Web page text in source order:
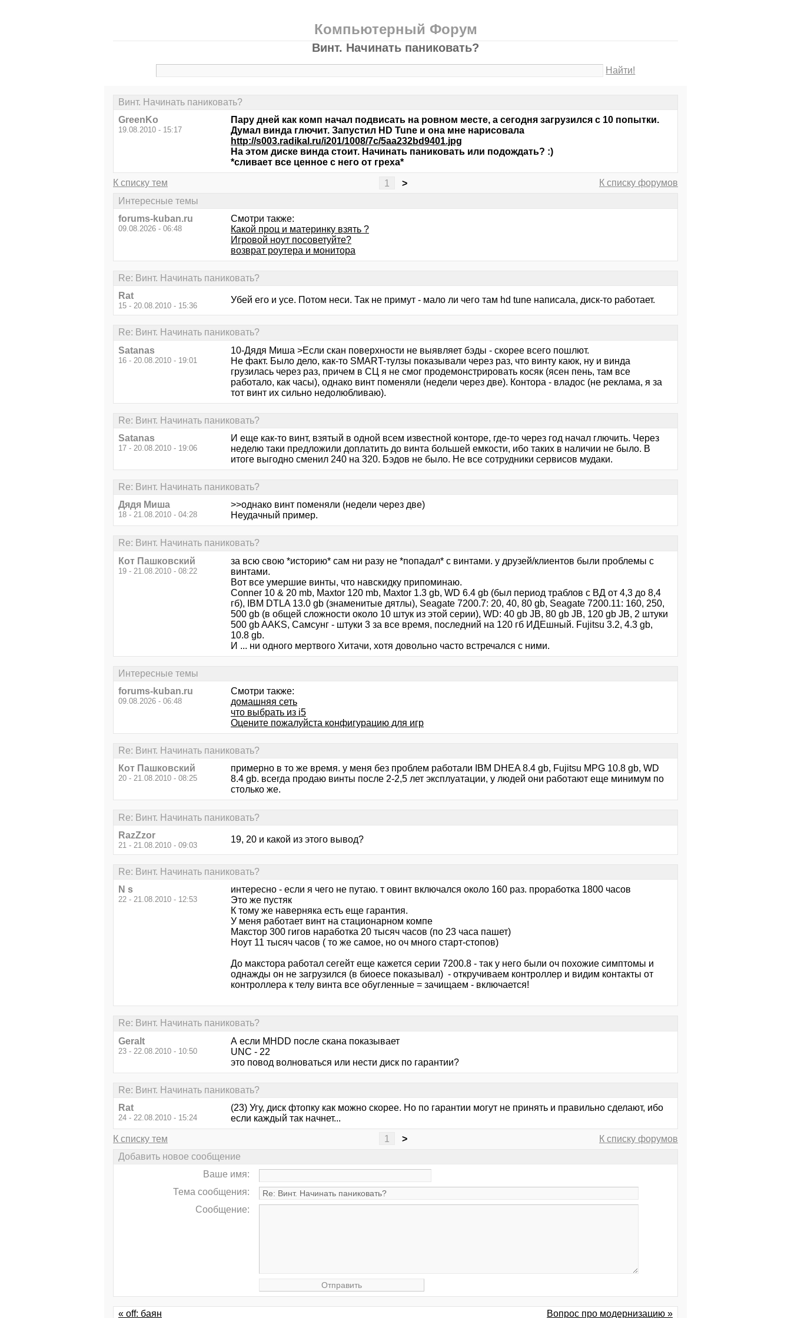
Компьютерный Форум
Винт. Начинать паниковать?
Найти!
Винт. Начинать паниковать?
GreenKo
19.08.2010 - 15:17
Пару дней как комп начал подвисать на ровном месте, а сегодня загрузился с 10 попытки.
Думал винда глючит. Запустил HD Tune и она мне нарисовала
http://s003.radikal.ru/i201/1008/7c/5aa232bd9401.jpg
На этом диске винда стоит. Начинать паниковать или подождать? :)
*сливает все ценное с него от греха*
К списку тем 1 >
К списку форумов
Интересные темы
forums-kuban.ru
09.08.2026 - 06:48
Смотри также:
Какой проц и материнку взять ?
Игровой ноут посоветуйте?
возврат роутера и монитора
Re: Винт. Начинать паниковать?
Rat
15 - 20.08.2010 - 15:36
Убей его и усе. Потом неси. Так не примут - мало ли чего там hd tune написала, диск-то работает.
Re: Винт. Начинать паниковать?
Satanas
16 - 20.08.2010 - 19:01
10-Дядя Миша >Если скан поверхности не выявляет бэды - скорее всего пошлют.
Не факт. Было дело, как-то SMART-тулзы показывали через раз, что винту каюк, ну и винда
грузилась через раз, причем в СЦ я не смог продемонстрировать косяк (ясен пень, там все
работало, как часы), однако винт поменяли (недели через две). Контора - владос (не реклама, я за
тот винт их сильно недолюбливаю).
Re: Винт. Начинать паниковать?
Satanas
17 - 20.08.2010 - 19:06
И еще как-то винт, взятый в одной всем известной конторе, где-то через год начал глючить. Через
неделю таки предложили доплатить до винта большей емкости, ибо таких в наличии не было. В
итоге выгодно сменил 240 на 320. Бэдов не было. Не все сотрудники сервисов мудаки.
Re: Винт. Начинать паниковать?
Дядя Миша
18 - 21.08.2010 - 04:28
>>однако винт поменяли (недели через две)
Неудачный пример.
Re: Винт. Начинать паниковать?
Кот Пашковский
19 - 21.08.2010 - 08:22
за всю свою *историю* сам ни разу не *попадал* с винтами. у друзей/клиентов были проблемы с
винтами.
Вот все умершие винты, что навскидку припоминаю.
Conner 10 & 20 mb, Maxtor 120 mb, Maxtor 1.3 gb, WD 6.4 gb (был период траблов с ВД от 4,3 до 8,4
гб), IBM DTLA 13.0 gb (знаменитые дятлы), Seagate 7200.7: 20, 40, 80 gb, Seagate 7200.11: 160, 250,
500 gb (в общей сложности около 10 штук из этой серии), WD: 40 gb JB, 80 gb JB, 120 gb JB, 2 штуки
500 gb AAKS, Самсунг - штуки 3 за все время, последний на 120 гб ИДЕшный. Fujitsu 3.2, 4.3 gb,
10.8 gb.
И ... ни одного мертвого Хитачи, хотя довольно часто встречался с ними.
Интересные темы
forums-kuban.ru
09.08.2026 - 06:48
Смотри также:
домашняя сеть
что выбрать из i5
Оцените пожалуйста конфигурацию для игр
Re: Винт. Начинать паниковать?
Кот Пашковский
20 - 21.08.2010 - 08:25
примерно в то же время. у меня без проблем работали IBM DHEA 8.4 gb, Fujitsu MPG 10.8 gb, WD
8.4 gb. всегда продаю винты после 2-2,5 лет эксплуатации, у людей они работают еще минимум по
столько же.
Re: Винт. Начинать паниковать?
RazZzor
21 - 21.08.2010 - 09:03
19, 20 и какой из этого вывод?
Re: Винт. Начинать паниковать?
N s
22 - 21.08.2010 - 12:53
интересно - если я чего не путаю. т овинт включался около 160 раз. проработка 1800 часов
Это же пустяк
К тому же наверняка есть еще гарантия.
У меня работает винт на стационарном компе
Макстор 300 гигов наработка 20 тысяч часов (по 23 часа пашет)
Ноут 11 тысяч часов ( то же самое, но оч много старт-стопов)
До макстора работал сегейт еще кажется серии 7200.8 - так у него были оч похожие симптомы и
однажды он не загрузился (в биоесе показывал) - откручиваем контроллер и видим контакты от
контроллера к телу винта все обугленные = зачищаем - включается!
Re: Винт. Начинать паниковать?
Geralt
23 - 22.08.2010 - 10:50
А если MHDD после скана показывает
UNC - 22
это повод волноваться или нести диск по гарантии?
Re: Винт. Начинать паниковать?
Rat
24 - 22.08.2010 - 15:24
(23) Угу, диск фтопку как можно скорее. Но по гарантии могут не принять и правильно сделают, ибо
если каждый так начнет...
К списку тем 1 >
К списку форумов
Добавить новое сообщение
Ваше имя:
Тема сообщения:
Сообщение:
« off: баян Вопрос про модернизацию »